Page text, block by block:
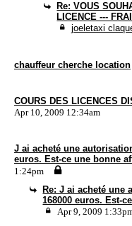
Re: VOUS
LICENCE ---
joeletaxi
chauffeur cherche location
COURS DES LICENCES
Apr 10, 2009 12:34am
J ai acheté une
euros. Est-ce une bonne
1:24pm
Re: J ai acheté une
168000 euros. Est-
Apr 9, 2009